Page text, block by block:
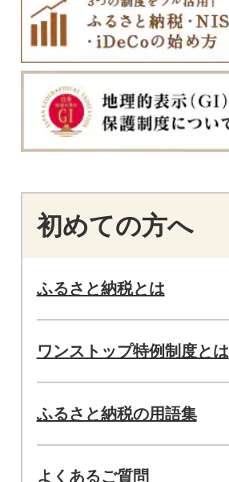
初めての方へ
ふるさと納税とは
ワンストップ特例制度とは
ふるさと納税の用語集
よくあるご質問